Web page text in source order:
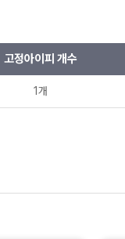
고정아이피 개수
1개